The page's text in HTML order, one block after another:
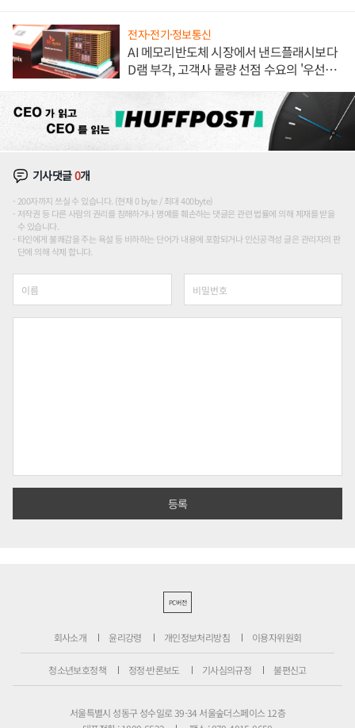
전자·전기·정보통신
AI 메모리반도체 시장에서 낸드플래시보다
D램 부각, 고객사 물량 선점 수요의 '우선순
기사댓글0개
200자까지 쓰실 수 있습니다. (현재 0 byte / 최대 400byte)
저작권 등 다른 사람의 권리를 침해하거나 명예를 훼손하는 댓글은 관련 법률에 의해 제재를 받을
수 있습니다.
타인에게 불쾌감을 주는 욕설 등 비하하는 단어가 내용에 포함되거나 인신공격성 글은 관리자의 판
단에 의해 삭제 합니다.
PC버전
회사소개 윤리강령 개인정보처리방침 이용자위원회
청소년보호정책 정정·반론보도 기사심의규정 불편신고
서울특별시 성동구 성수일로 39-34 서울숲더스페이스 12층